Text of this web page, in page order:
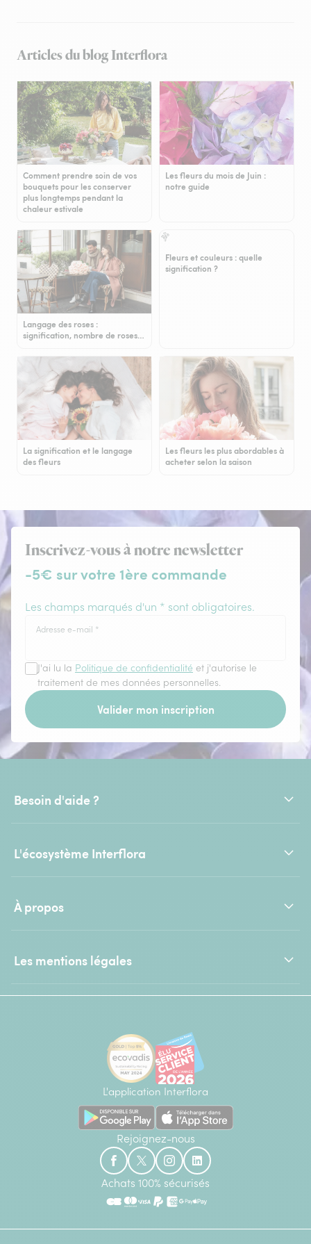
Articles du blog Interflora
Comment prendre soin de vos
bouquets pour les conserver
plus longtemps pendant la
chaleur estivale
Les fleurs du mois de Juin :
notre guide
Langage des roses :
signification, nombre de roses…
Fleurs et couleurs : quelle
signification ?
La signification et le langage
des fleurs
Les fleurs les plus abordables à
acheter selon la saison
Inscrivez-vous à notre newsletter
-5€ sur votre 1ère commande
Les champs marqués d'un * sont obligatoires.
Adresse e-mail *
J'ai lu la Politique de confidentialité et j'autorise le
traitement de mes données personnelles.
Valider mon inscription
Besoin d'aide ?
L'écosystème Interflora
À propos
Les mentions légales
L'application Interflora
Rejoignez-nous
Achats 100% sécurisés